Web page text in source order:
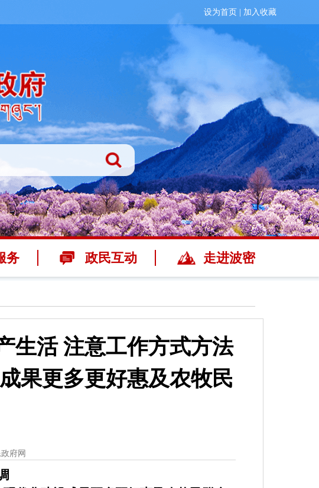
设为首页 加入收藏
务 政民互动 走进波密
生活 注意工作方式方法
果更多更好惠及农牧民
府网